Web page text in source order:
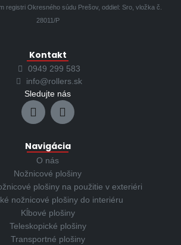
registri Okresného súdu Prešov, oddiel: Sro, vložka č.
28011/P
Kontakt
0949 299 583
info@rollers.sk
Sledujte nás
Navigácia
O nás
Nožnicové plošiny
plošiny na použitie v exteriéri
nožnicové plošiny do interiéru
Kĺbové plošiny
Teleskopické plošiny
Transportné plošiny